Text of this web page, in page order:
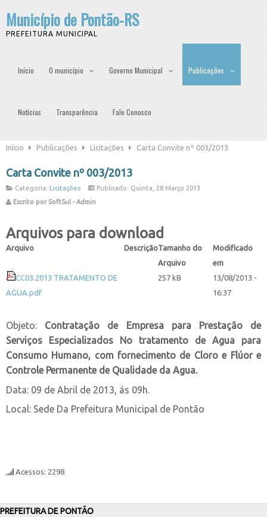
Município de Pontão-RS
PREFEITURA MUNICIPAL
Início O município Governo Municipal Publicações
Notícias Transparência Fale Conosco
Início Publicações Licitações Carta Convite nº 003/2013
Carta Convite nº 003/2013
Categoria: Licitações
Publicado: Quinta, 28 Março 2013
Escrito por SoftSul - Admin
Arquivos para download
Arquivo DescriçãoTamanho do
Arquivo
Modificado
em
CC03.2013 TRATAMENTO DE
AGUA.pdf
257 kB
13/08/2013 -
16:37
Objeto: Contratação de Empresa para Prestação de
Serviços Especializados No tratamento de Agua para
Consumo Humano, com fornecimento de Cloro e Flúor e
Controle Permanente de Qualidade da Agua.
Data: 09 de Abril de 2013, ás 09h.
Local: Sede Da Prefeitura Municipal de Pontão
Acessos: 2298
PREFEITURA DE PONTÃO